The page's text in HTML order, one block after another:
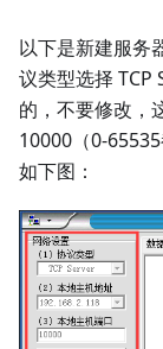
以下是新建服务
议类型选择 TCP
的，不要修改，
10000（0-
如下图：